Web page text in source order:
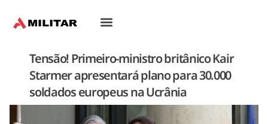
Tensão! Primeiro-ministro britânico Kair
Starmer apresentará plano para 30.000
soldados europeus na Ucrânia